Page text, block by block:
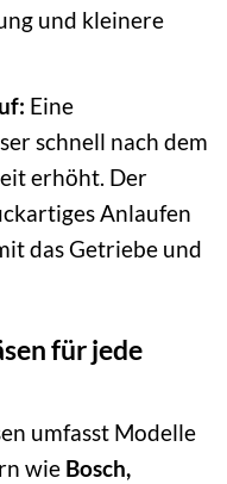
und kleinere
Eine
schnell nach dem
erhöht. Der
Anlaufen
das Getriebe und
für jede
umfasst Modelle
wie Bosch,